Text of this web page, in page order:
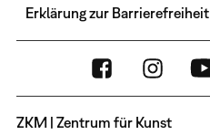
Erklärung zur Barrierefreiheit
ZKM | Zentrum für Kunst